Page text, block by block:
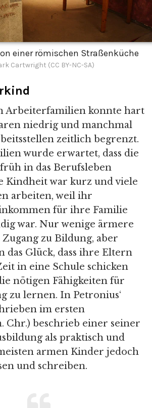
einer römischen Straßenküche
Cartwright (CC BY-NC-SA)
Arbeiterfamilien konnte hart
niedrig und manchmal
zeitlich begrenzt.
wurde erwartet, dass die
in das Berufsleben
Kindheit war kurz und viele
arbeiten, weil ihr
für ihre Familie
war. Nur wenige ärmere
zu Bildung, aber
das Glück, dass ihre Eltern
in eine Schule schicken
nötigen Fähigkeiten für
zu lernen. In Petronius‘
im ersten
Chr.) beschrieb einer seiner
als praktisch und
armen Kinder jedoch
und schreiben.